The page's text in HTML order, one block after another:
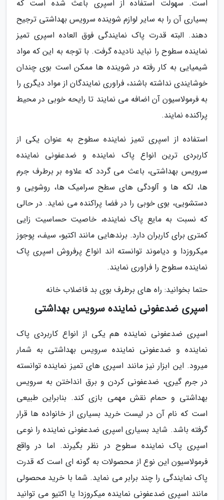
است. سهولت استفاده از اسپری باعث شده است که
بسیاری آن را به سایر لوازم شوینده سرویس بهداشتی ترجیح
دهند. البته قدرت پاک نمایندگی فوق العاده اسپری تمیز
نماینده سطوح را نباید نادیده گرفت. با توجه به این که مواد
شیمیایی به کار رفته در شوینده ها ممکن است بوی چندان
خوشایندی نداشته باشند، فراوری نمایندگان از مواد دیگری را
به فرمولاسیون آن اضافه می نمایند تا رایحه خوبی در محیط
پراکنده نمایند.
استفاده از اسپری تمیز نماینده سطوح به عنوان یکی از
کاربردی ترین انواع پاک نماینده و ضدعفونی نماینده
سرویس بهداشتی، باعث می گردد که علاوه بر برطرف جرم
ها، لکه ها و آلودگی های سطح سرامیک ها، روشویی و
دستشویی، بوی خوبی را در فضا پراکنده می نماید. در حالی
که نسبت به مایع پاک نماینده، خاصیت حساسیت زایی
کمتری برای کاربران دارد. برندهایی مانند اکتیو، سیف، پوجوز
میکروزدا و دیاموند توانسته اند انواع پرفروش اسپری پاک
نماینده سطوح را فراوری نمایند.
حتما بخوانید: راه های برطرف بوی بد فاضلاب خانه
اسپری ضدعفونی نماینده سرویس بهداشتی
اسپری ضدعفونی نماینده هم یکی از انواع کاربردی پاک
نماینده و ضدعفونی نماینده سرویس بهداشتی به شمار
میرود. این ابزار نیز مانند اسپری های تمیز نماینده توانسته
در جرم گیری، ضدعفونی کردن و برق انداختن به سرویس
بهداشتی و حمام نقش مهمی بازی کند. بنابراین طبیعی
است که نام آن در لیست خرید بسیاری از خانواده ها قرار
گرفته باشد. شاید بسیاری اسپری ضدعفونی نماینده را نوعی
اسپری پاک نماینده سطوح در نظر بگیرند. اما در واقع
فرمولاسیون این نوع از محصولات به گونه ای است که قدرت
پاک نمایندگی را چند برابر می نماید. شما با خرید محصولی
مانند اسپری ضدعفونی نماینده میکروزدا یا اکتیو می توانید